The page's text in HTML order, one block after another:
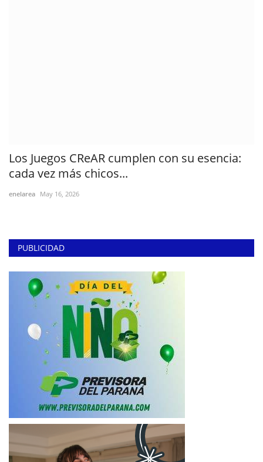
Los Juegos CReAR cumplen con su esencia:
cada vez más chicos...
enelarea May 16, 2026
PUBLICIDAD